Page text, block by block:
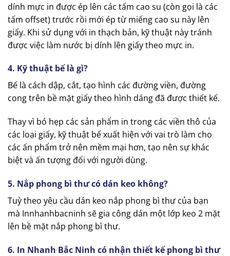
dính mực in được ép lên các tấm cao su (còn gọi là các
tấm offset) trước rồi mới ép từ miếng cao su này lên
giấy. Khi sử dụng với in thạch bản, kỹ thuật này tránh
được việc làm nước bị dính lên giấy theo mực in.
4. Kỹ thuật bế là gì?
Bế là cách dập, cắt, tạo hình các đường viền, đường
cong trên bề mặt giấy theo hình dáng đã được thiết kế.
Thay vì bó hẹp các sản phẩm in trong các viền thô của
các loại giấy, kỹ thuật bế xuất hiện với vai trò làm cho
các ấn phẩm trở nên mềm mại hơn, tạo nên sự khác
biệt và ấn tượng đối với người dùng.
5. Nắp phong bì thư có dán keo không?
Tuỳ theo yêu cầu dán keo nắp phong bì thư của bạn
mà Innhanhbacninh sẽ gia công dán một lớp keo 2 mặt
lên bề mặt nắp phong bì thư.
6. In Nhanh Bắc Ninh có nhận thiết kế phong bì thư